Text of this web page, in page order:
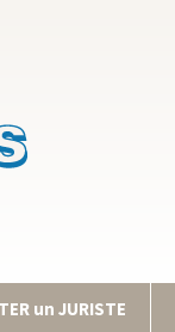
un JURISTE